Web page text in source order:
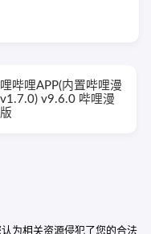
哔哩APP(内置哔哩漫
v9.6.0 哔哩漫
为相关资源侵犯了您的合法